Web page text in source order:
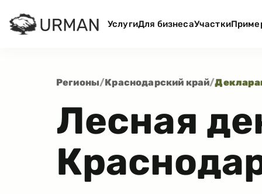
УслугиДля бизнесаУчастки
Регионы/Краснодарский край/
Лесная